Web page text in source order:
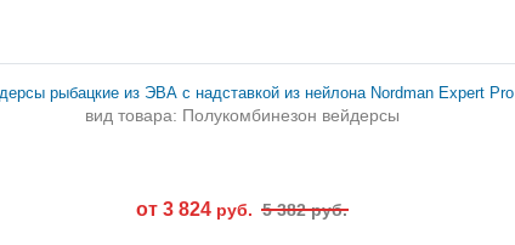
рыбацкие из ЭВА с надставкой из нейлона Nordman Expert Pro
вид товара: Полукомбинезон вейдерсы
от 3 824 руб. 5 382 руб.